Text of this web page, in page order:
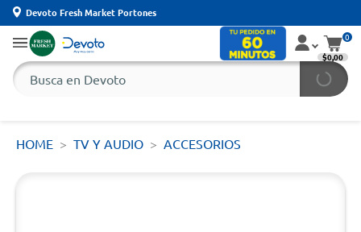
Devoto Fresh Market Portones
0
$0,00
HOME TV Y AUDIO ACCESORIOS